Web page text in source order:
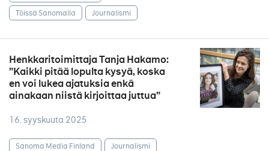
Töissä Sanomalla
Journalismi
Henkkaritoimittaja Tanja Hakamo:
”Kaikki pitää lopulta kysyä, koska
en voi lukea ajatuksia enkä
ainakaan niistä kirjoittaa juttua”
16. syyskuuta 2025
Sanoma Media Finland
Journalismi